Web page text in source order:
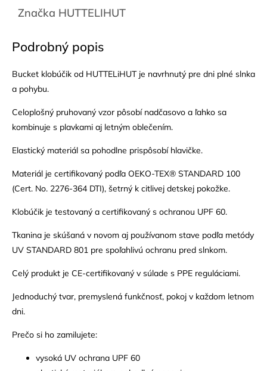
Značka HUTTELIHUT
Podrobný popis
Bucket klobúčik od HUTTELiHUT je navrhnutý pre dni plné slnka
a pohybu.
Celoplošný pruhovaný vzor pôsobí nadčasovo a ľahko sa
kombinuje s plavkami aj letným oblečením.
Elastický materiál sa pohodlne prispôsobí hlavičke.
Materiál je certifikovaný podľa OEKO-TEX® STANDARD 100
(Cert. No. 2276-364 DTI), šetrný k citlivej detskej pokožke.
Klobúčik je testovaný a certifikovaný s ochranou UPF 60.
Tkanina je skúšaná v novom aj používanom stave podľa metódy
UV STANDARD 801 pre spoľahlivú ochranu pred slnkom.
Celý produkt je CE-certifikovaný v súlade s PPE reguláciami.
Jednoduchý tvar, premyslená funkčnosť, pokoj v každom letnom
dni.
Prečo si ho zamilujete:
vysoká UV ochrana UPF 60